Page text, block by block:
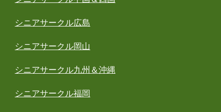
シニアサークル広島
シニアサークル岡山
シニアサークル九州＆沖縄
シニアサークル福岡